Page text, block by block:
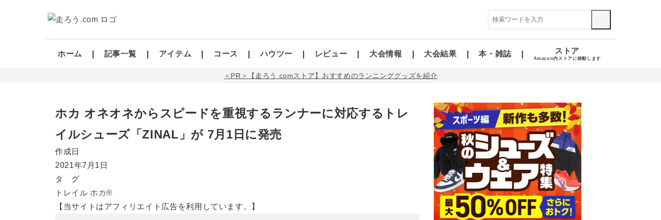
ホーム 記事一覧 アイテム コース ハウツー レビュー 大会情報 大会結果 本・雑誌 ストア
Amazon内ストアに移動します
＜PR＞【走ろう.comストア】おすすめのランニンググッズを紹介
ホカ オネオネからスピードを重視するランナーに対応するトレ
イルシューズ「ZINAL」が 7月1日に発売
作成日
2021年7月1日
タ グ
トレイル ホカ®
【当サイトはアフィリエイト広告を利用しています。】